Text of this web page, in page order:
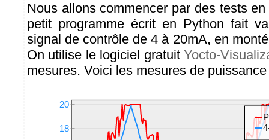
Nous allons commencer par des tests
petit programme écrit en Python fait
signal de contrôle de 4 à 20mA, en
On utilise le logiciel gratuit Yocto-
mesures. Voici les mesures de